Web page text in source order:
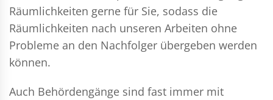
Räumlichkeiten gerne für Sie, sodass die
Räumlichkeiten nach unseren Arbeiten ohne
Probleme an den Nachfolger übergeben werden
können.
Auch Behördengänge sind fast immer mit